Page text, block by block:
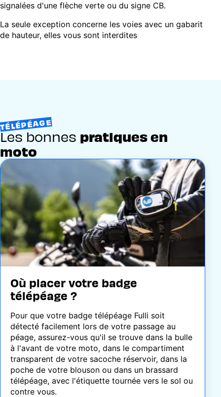
signalées d'une flèche verte ou du signe CB.
La seule exception concerne les voies avec un gabarit
de hauteur, elles vous sont interdites
TÉLÉPÉAGE
Les bonnes pratiques en
moto
Image
Où placer votre badge
télépéage ?
Pour que votre badge télépéage Fulli soit
détecté facilement lors de votre passage au
péage, assurez-vous qu'il se trouve dans la bulle
à l'avant de votre moto, dans le compartiment
transparent de votre sacoche réservoir, dans la
poche de votre blouson ou dans un brassard
télépéage, avec l'étiquette tournée vers le sol ou
contre vous.